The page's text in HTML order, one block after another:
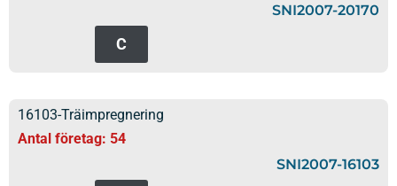
SNI2007-20170
C
16103-Träimpregnering
Antal företag: 54
SNI2007-16103